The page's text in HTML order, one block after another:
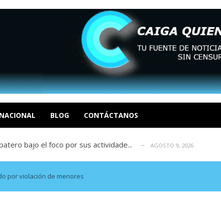
BLOG CONTÁCTANOS
en Venezuela tras finalizar su mis... AGOSTO 9, 2026
fondos para afectados por los terr... AGOSTO 9, 2026
deja un policía muerto AGOSTO 9, 2026
bajo el foco por sus actividade...
las secuelas que deja la prisión ... AGOSTO 9, 2026
en Venezuela tras finalizar su mis... AGOSTO 9, 2026
fondos para afectados por los terr...
deja un policía muerto AGOSTO 9, 2026
por violación de menores